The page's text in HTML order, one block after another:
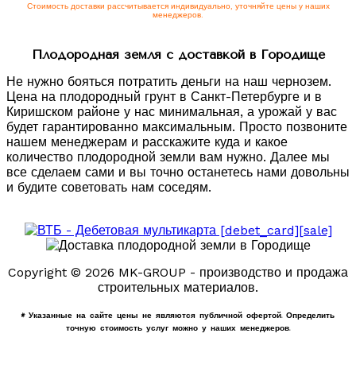
Стоимость доставки рассчитывается индивидуально, уточняйте цены у наших
менеджеров.
Плодородная земля с доставкой в Городище
Не нужно бояться потратить деньги на наш чернозем.
Цена на плодородный грунт в Санкт-Петербурге и в
Киришском районе у нас минимальная, а урожай у вас
будет гарантированно максимальным. Просто позвоните
нашем менеджерам и расскажите куда и какое
количество плодородной земли вам нужно. Далее мы
все сделаем сами и вы точно останетесь нами довольны
и будите советовать нам соседям.
Copyright © 2026 MK-GROUP - производство и продажа
строительных материалов.
* Указанные на сайте цены не являются публичной офертой. Определить
точную стоимость услуг можно у наших менеджеров.